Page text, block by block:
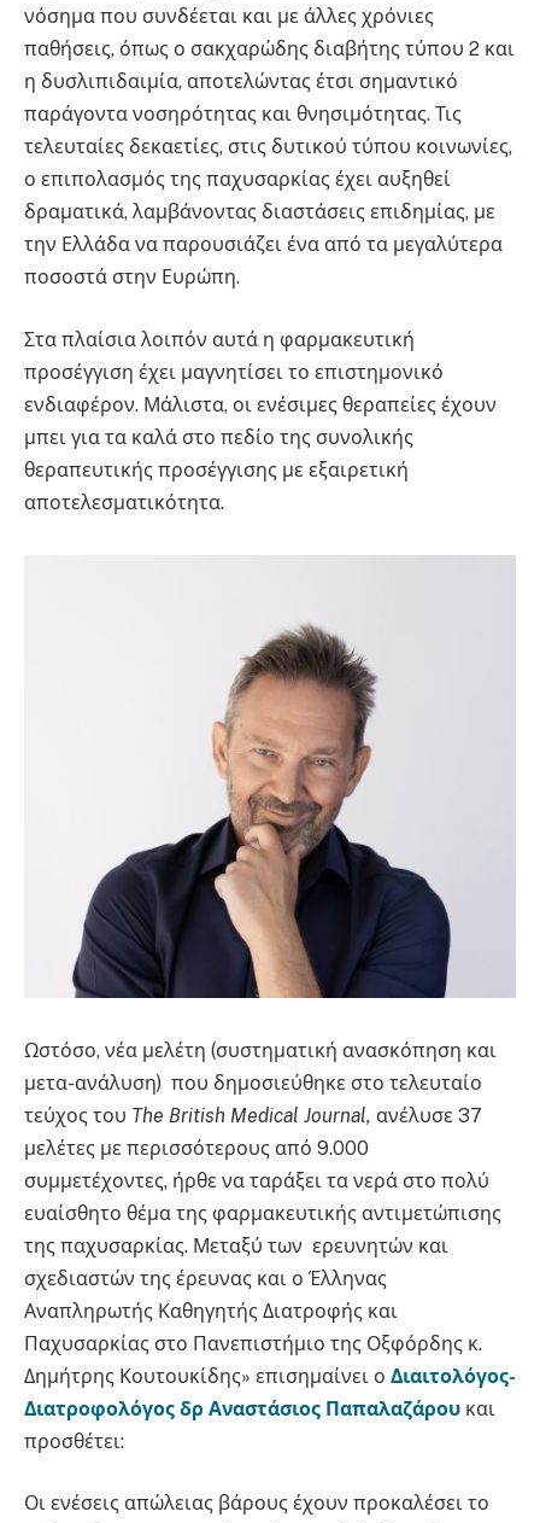
νόσημα που συνδέεται και με άλλες χρόνιες
παθήσεις, όπως ο σακχαρώδης διαβήτης τύπου 2 και
η δυσλιπιδαιμία, αποτελώντας έτσι σημαντικό
παράγοντα νοσηρότητας και θνησιμότητας. Τις
τελευταίες δεκαετίες, στις δυτικού τύπου κοινωνίες,
ο επιπολασμός της παχυσαρκίας έχει αυξηθεί
δραματικά, λαμβάνοντας διαστάσεις επιδημίας, με
την Ελλάδα να παρουσιάζει ένα από τα μεγαλύτερα
ποσοστά στην Ευρώπη.
Στα πλαίσια λοιπόν αυτά η φαρμακευτική
προσέγγιση έχει μαγνητίσει το επιστημονικό
ενδιαφέρον. Μάλιστα, οι ενέσιμες θεραπείες έχουν
μπει για τα καλά στο πεδίο της συνολικής
θεραπευτικής προσέγγισης με εξαιρετική
αποτελεσματικότητα.
Ωστόσο, νέα μελέτη (συστηματική ανασκόπηση και
μετα-ανάλυση) που δημοσιεύθηκε στο τελευταίο
τεύχος του The Βritish Medical Journal, ανέλυσε 37
μελέτες με περισσότερους από 9.000
συμμετέχοντες, ήρθε να ταράξει τα νερά στο πολύ
ευαίσθητο θέμα της φαρμακευτικής αντιμετώπισης
της παχυσαρκίας. Μεταξύ των ερευνητών και
σχεδιαστών της έρευνας και ο Έλληνας
Αναπληρωτής Καθηγητής Διατροφής και
Παχυσαρκίας στο Πανεπιστήμιο της Οξφόρδης κ.
Δημήτρης Κουτουκίδης» επισημαίνει ο Διαιτολόγος-
Διατροφολόγος δρ Αναστάσιος Παπαλαζάρου και
προσθέτει:
Οι ενέσεις απώλειας βάρους έχουν προκαλέσει το